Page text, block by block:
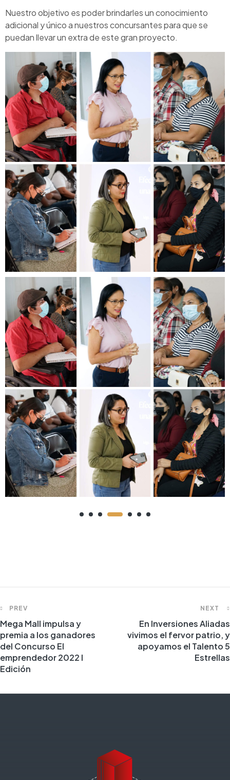
Nuestro objetivo es poder brindarles un conocimiento
adicional y único a nuestros concursantes para que se
puedan llevar un extra de este gran proyecto.
PREV
Mega Mall impulsa y
premia a los ganadores
del Concurso El
emprendedor 2022 I
Edición
NEXT
En Inversiones Aliadas
vivimos el fervor patrio, y
apoyamos el Talento 5
Estrellas